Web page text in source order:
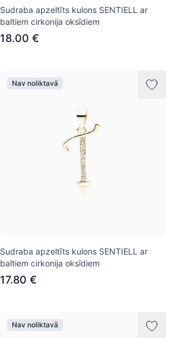
Sudraba apzeltīts kulons SENTIELL ar
baltiem cirkonija oksīdiem
18.00 €
Nav noliktavā
Sudraba apzeltīts kulons SENTIELL ar
baltiem cirkonija oksīdiem
17.80 €
Nav noliktavā